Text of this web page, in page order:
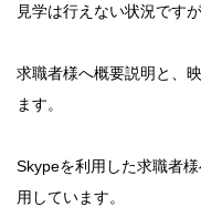
見学は行えない状況ですが
求職者様へ概要説明と、
ます。
Skypeを利用した求職者
用しています。